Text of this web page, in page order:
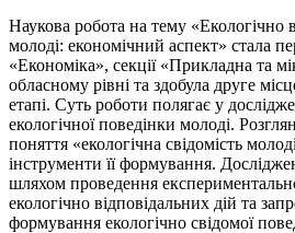
Наукова робота на тему «Екологічно
молоді: економічний аспект» стала
«Економіка», секції «Прикладна та
обласному рівні та здобула друге
етапі. Суть роботи полягає у
екологічної поведінки молоді.
поняття «екологічна свідомість
інструменти її формування.
шляхом проведення
екологічно відповідальних дій та
формування екологічно свідомої